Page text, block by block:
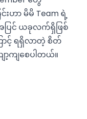
းဟာ မိမိ Team ရဲ့
ြင် ယခုလက်ရှိဖြစ်
ောင့် ရရှိလာတဲ့ စိတ်
ကျစေပါတယ်။